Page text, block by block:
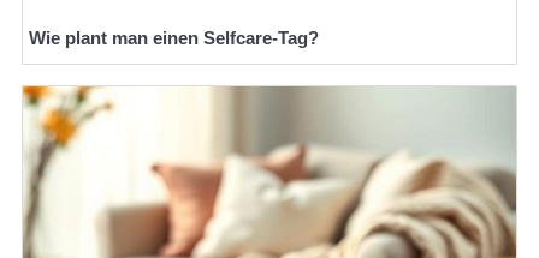
Wie plant man einen Selfcare-Tag?